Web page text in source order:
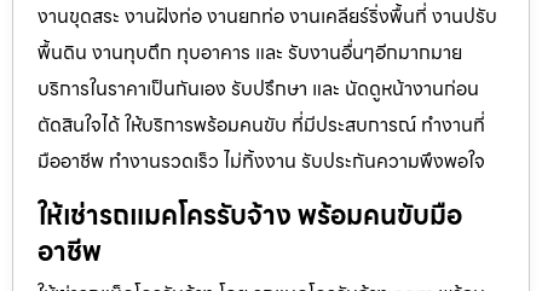
งานขุดสระ งานฝังท่อ งานยกท่อ งานเคลียร์ริ่งพื้นที่ งานปรับ
พื้นดิน งานทุบตึก ทุบอาคาร และ รับงานอื่นๆอีกมากมาย
บริการในราคาเป็นกันเอง รับปรึกษา และ นัดดูหน้างานก่อน
ตัดสินใจได้ ให้บริการพร้อมคนขับ ที่มีประสบการณ์ ทำงานที่
มืออาชีพ ทำงานรวดเร็ว ไม่ทิ้งงาน รับประกันความพึงพอใจ
ให้เช่ารถแมคโครรับจ้าง พร้อมคนขับมือ
อาชีพ